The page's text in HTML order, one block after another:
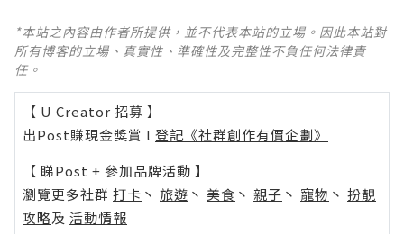
*本站之內容由作者所提供，並不代表本站的立場。因此本站對
所有博客的立場、真實性、準確性及完整性不負任何法律責
任。
【 U Creator 招募 】
出Post賺現金獎賞 l 登記《社群創作有價企劃》
【 睇Post + 參加品牌活動 】
瀏覽更多社群 打卡 丶 旅遊 丶 美食 丶 親子 丶 寵物 丶 扮靚
攻略及 活動情報